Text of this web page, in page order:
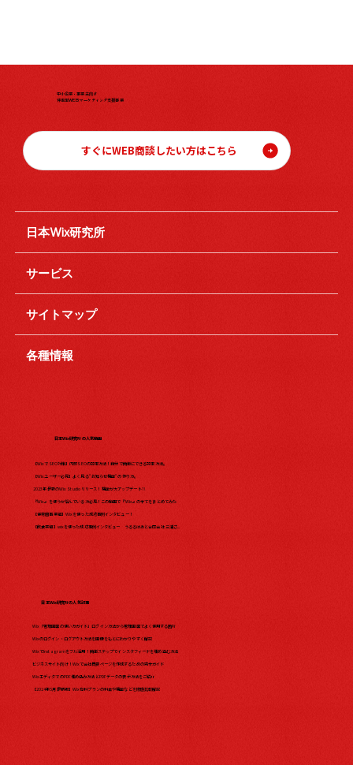
中小企業・事業主向け
伴走型WEBマーケティング支援事業
すぐにWEB商談したい方はこちら
日本Wix研究所の人気動画
【WixでSEO対策】内部SEOの設定方法！自分で簡単にできる設定方法。
【Wixユーザー必見】よく見る"お知らせ機能"の作り方。
2023年最新のWix Studio リリース！機能が大アップデート?!
『Wix』を使うか悩んでいる方必見！この動画で『Wix』の全てをまとめてみた​
【保育園事業編】Wixを使った成功事例インタビュー！
【飲食業編】wixを使った成功事例インタビュー うるるはあと合同会社 三浦さ...
日本Wix研究所の人気記事
Wix「管理画面の使い方ガイド」ログイン方法から管理画面でよく使用する箇所
Wixのログイン・ログアウト方法を画像をもとにわかりやすく解説
WixでInstagramをフル活用！簡単ステップでインスタフィードを埋め込む方法
ビジネスサイト向け！Wixで会社概要ページを作成するための完全ガイド
WixエディタでのPDF埋め込み方法とPDFデータの表示方法をご紹介
【2024年5月最新版】Wix有料プランの料金や機能などを徹底比較解説
日本Wix研究所
サービス
サイトマップ
各種情報